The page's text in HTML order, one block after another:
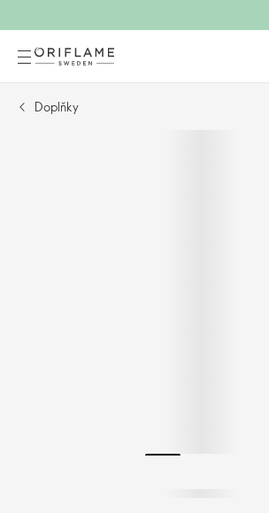
Doplňky